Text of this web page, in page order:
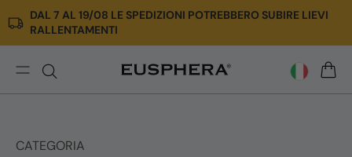
Vai
direttamente
ai
contenuti
DAL 7 AL 19/08 LE SPEDIZIONI POTREBBERO SUBIRE LIEVI
RALLENTAMENTI
CATEGORIA